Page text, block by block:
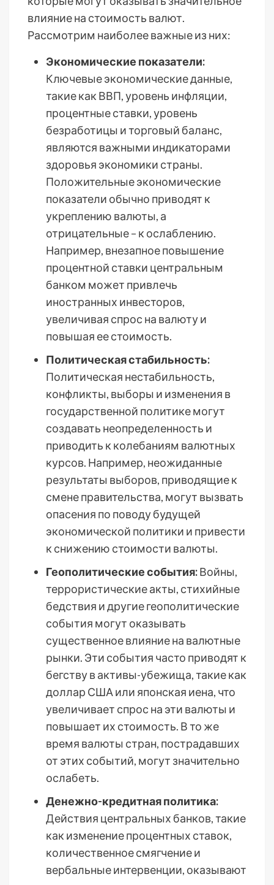
влияние на стоимость валют.
Рассмотрим наиболее важные из них:
Экономические показатели:
Ключевые экономические данные,
такие как ВВП, уровень инфляции,
процентные ставки, уровень
безработицы и торговый баланс,
являются важными индикаторами
здоровья экономики страны.
Положительные экономические
показатели обычно приводят к
укреплению валюты, а
отрицательные – к ослаблению.
Например, внезапное повышение
процентной ставки центральным
банком может привлечь
иностранных инвесторов,
увеличивая спрос на валюту и
повышая ее стоимость.
Политическая стабильность:
Политическая нестабильность,
конфликты, выборы и изменения в
государственной политике могут
создавать неопределенность и
приводить к колебаниям валютных
курсов. Например, неожиданные
результаты выборов, приводящие к
смене правительства, могут вызвать
опасения по поводу будущей
экономической политики и привести
к снижению стоимости валюты.
Геополитические события:Войны,
террористические акты, стихийные
бедствия и другие геополитические
события могут оказывать
существенное влияние на валютные
рынки. Эти события часто приводят к
бегству в активы-убежища, такие как
доллар США или японская иена, что
увеличивает спрос на эти валюты и
повышает их стоимость. В то же
время валюты стран, пострадавших
от этих событий, могут значительно
ослабеть.
Денежно-кредитная политика:
Действия центральных банков, такие
как изменение процентных ставок,
количественное смягчение и
вербальные интервенции, оказывают